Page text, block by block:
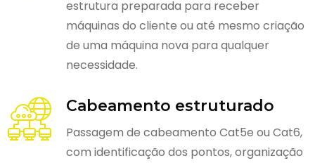
estrutura preparada para receber
máquinas do cliente ou até mesmo criação
de uma máquina nova para qualquer
necessidade.
Cabeamento estruturado
Passagem de cabeamento Cat5e ou Cat6,
com identificação dos pontos, organização